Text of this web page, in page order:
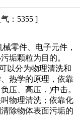
：5355 ]
零件、电子元件，
垢颗粒为目的。
以分为物理清洗和
热学的原理，依靠
压、高压．)中击。
物理清洗；依靠化
除物体表面污垢的